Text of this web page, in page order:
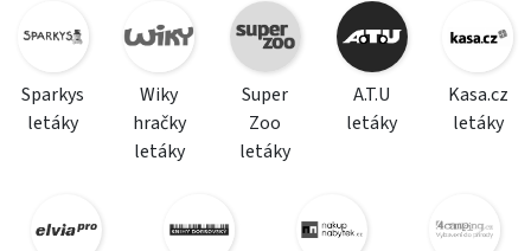
Sparkys
letáky
Wiky
hračky
letáky
Super
Zoo
letáky
A.T.U
letáky
Kasa.cz
letáky